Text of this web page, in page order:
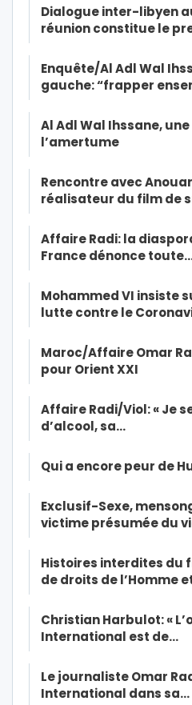
Dialogue inter-libyen
réunion constitue le
Enquête/Al Adl Wal
gauche: “frapper
Al Adl Wal Ihssane,
l’amertume
Rencontre avec
réalisateur du film de
Affaire Radi: la
France dénonce
Mohammed VI insiste
lutte contre le
Maroc/Affaire Omar
pour Orient XXI
Affaire Radi/Viol: « Je
d’alcool, sa…
Qui a encore peur de
Exclusif-Sexe,
victime présumée du
Histoires interdites du
de droits de l’Homme
Christian Harbulot: «
International est de…
Le journaliste Omar
International dans sa…